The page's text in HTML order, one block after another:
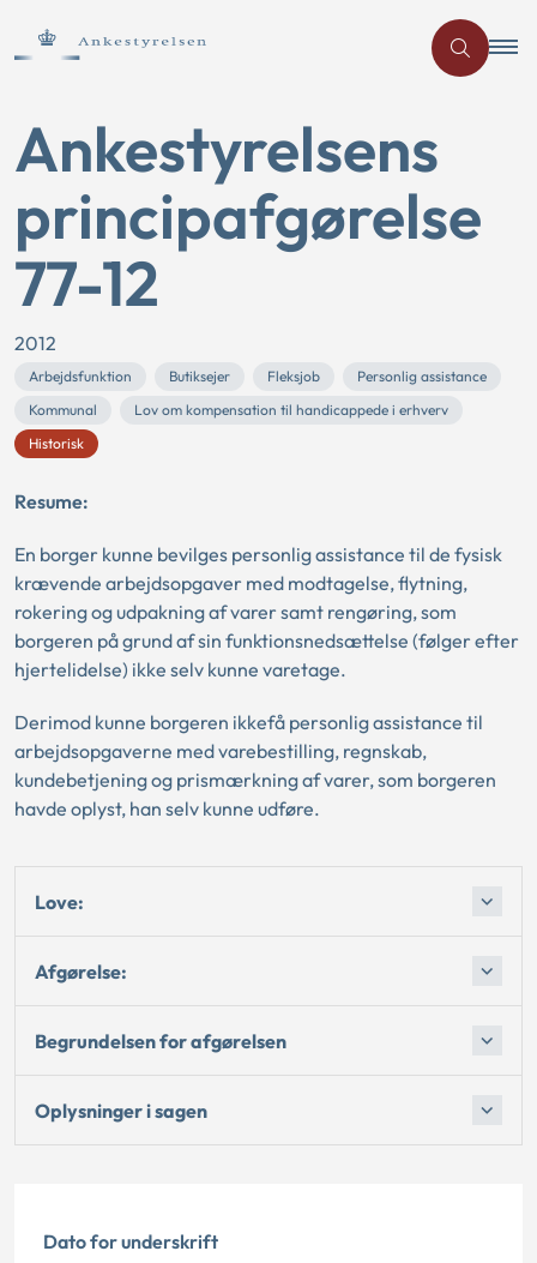
Ankestyrelsens
principafgørelse
77-12
2012
Arbejdsfunktion Butiksejer Fleksjob
Personlig assistance
Kommunal
Lov om kompensation til handicappede i erhverv
Historisk
Resume:
En borger kunne bevilges personlig assistance til de fysisk
krævende arbejdsopgaver med modtagelse, flytning,
rokering og udpakning af varer samt rengøring, som
borgeren på grund af sin funktionsnedsættelse (følger efter
hjertelidelse) ikke selv kunne varetage.
Derimod kunne borgeren ikkefå personlig assistance til
arbejdsopgaverne med varebestilling, regnskab,
kundebetjening og prismærkning af varer, som borgeren
havde oplyst, han selv kunne udføre.
Love:
Afgørelse:
Begrundelsen for afgørelsen
Oplysninger i sagen
Dato for underskrift